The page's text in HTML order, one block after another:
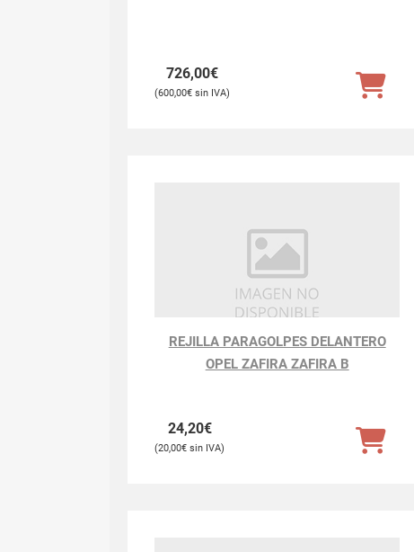
726,00€
600,00€
REJILLA PARAGOLPES DELANTERO
OPEL ZAFIRA ZAFIRA B
24,20€
20,00€